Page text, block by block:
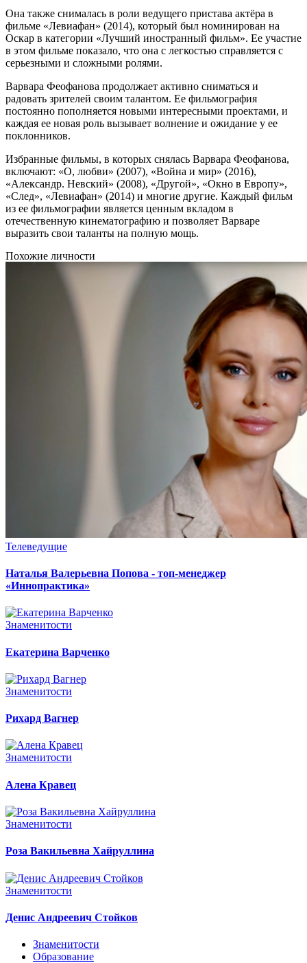
Она также снималась в роли ведущего пристава актёра в
фильме «Левиафан» (2014), который был номинирован на
Оскар в категории «Лучший иностранный фильм». Ее участие
в этом фильме показало, что она с легкостью справляется с
серьезными и сложными ролями.
Варвара Феофанова продолжает активно сниматься и
радовать зрителей своим талантом. Ее фильмография
постоянно пополняется новыми интересными проектами, и
каждая ее новая роль вызывает волнение и ожидание у ее
поклонников.
Избранные фильмы, в которых снялась Варвара Феофанова,
включают: «О, любви» (2007), «Война и мир» (2016),
«Александр. Невский» (2008), «Другой», «Окно в Европу»,
«След», «Левиафан» (2014) и многие другие. Каждый фильм
из ее фильмографии является ценным вкладом в
отечественную кинематографию и позволяет Варваре
выразить свои таланты на полную мощь.
Похожие личности
Телеведущие
Наталья Валерьевна Попова - топ-менеджер
«Иннопрактика»
Знаменитости
Екатерина Варченко
Знаменитости
Рихард Вагнер
Знаменитости
Алена Кравец
Знаменитости
Роза Вакильевна Хайруллина
Знаменитости
Денис Андреевич Стойков
Знаменитости
Образование